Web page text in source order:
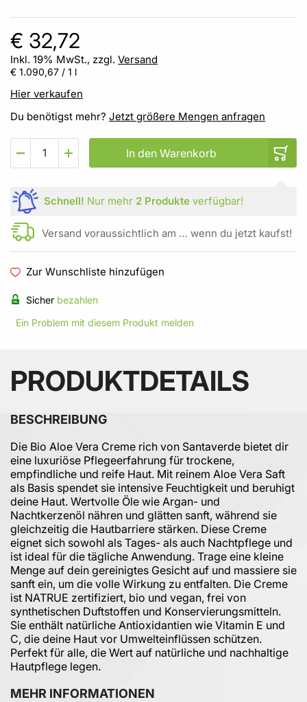
€ 32,72
Inkl. 19% MwSt., zzgl. Versand
€ 1.090,67 / 1 l
Hier verkaufen
Du benötigst mehr? Jetzt größere Mengen anfragen
In den Warenkorb
Schnell! Nur mehr 2 Produkteverfügbar!
Versand voraussichtlich am … wenn du jetzt kaufst!
Zur Wunschliste hinzufügen
Sicher bezahlen
Ein Problem mit diesem Produkt melden
PRODUKTDETAILS
BESCHREIBUNG
Die Bio Aloe Vera Creme rich von Santaverde bietet dir
eine luxuriöse Pflegeerfahrung für trockene,
empfindliche und reife Haut. Mit reinem Aloe Vera Saft
als Basis spendet sie intensive Feuchtigkeit und beruhigt
deine Haut. Wertvolle Öle wie Argan- und
Nachtkerzenöl nähren und glätten sanft, während sie
gleichzeitig die Hautbarriere stärken. Diese Creme
eignet sich sowohl als Tages- als auch Nachtpflege und
ist ideal für die tägliche Anwendung. Trage eine kleine
Menge auf dein gereinigtes Gesicht auf und massiere sie
sanft ein, um die volle Wirkung zu entfalten. Die Creme
ist NATRUE zertifiziert, bio und vegan, frei von
synthetischen Duftstoffen und Konservierungsmitteln.
Sie enthält natürliche Antioxidantien wie Vitamin E und
C, die deine Haut vor Umwelteinflüssen schützen.
Perfekt für alle, die Wert auf natürliche und nachhaltige
Hautpflege legen.
MEHR INFORMATIONEN